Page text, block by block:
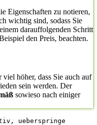
Eigenschaften zu notieren,
wichtig sind, sodass Sie
darauffolgenden Schritt
den Preis, beachten.
höher, dass Sie auch auf
sein werden. Der
sowieso nach einiger
ueberspringe